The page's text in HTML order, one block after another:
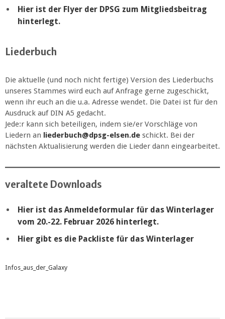
Hier ist der Flyer der DPSG zum Mitgliedsbeitrag
hinterlegt.
Liederbuch
Die aktuelle (und noch nicht fertige) Version des Liederbuchs
unseres Stammes wird euch auf Anfrage gerne zugeschickt,
wenn ihr euch an die u.a. Adresse wendet. Die Datei ist für den
Ausdruck auf DIN A5 gedacht.
Jede:r kann sich beteiligen, indem sie/er Vorschläge von
Liedern an liederbuch@dpsg-elsen.de schickt. Bei der
nächsten Aktualisierung werden die Lieder dann eingearbeitet.
veraltete Downloads
Hier ist das Anmeldeformular für das Winterlager
vom 20.-22. Februar 2026 hinterlegt.
Hier gibt es die Packliste für das Winterlager
Infos_aus_der_Galaxy